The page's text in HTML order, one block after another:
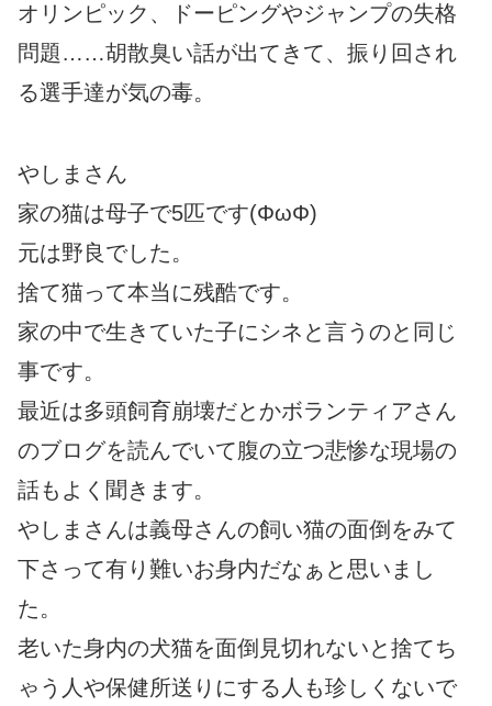
オリンピック、ドーピングやジャンプの失格
問題……胡散臭い話が出てきて、振り回され
る選手達が気の毒。
やしまさん
家の猫は母子で5匹です(ΦωΦ)
元は野良でした。
捨て猫って本当に残酷です。
家の中で生きていた子にシネと言うのと同じ
事です。
最近は多頭飼育崩壊だとかボランティアさん
のブログを読んでいて腹の立つ悲惨な現場の
話もよく聞きます。
やしまさんは義母さんの飼い猫の面倒をみて
下さって有り難いお身内だなぁと思いまし
た。
老いた身内の犬猫を面倒見切れないと捨てち
ゃう人や保健所送りにする人も珍しくないで